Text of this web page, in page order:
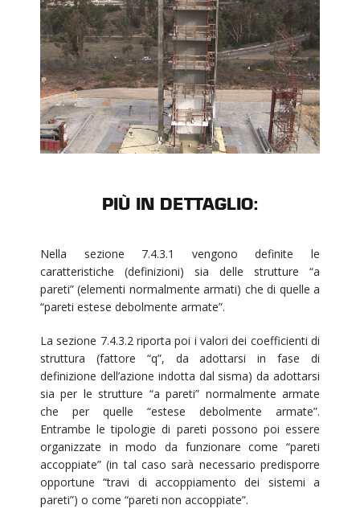
PIÙ IN DETTAGLIO:
Nella sezione 7.4.3.1 vengono definite le
caratteristiche (definizioni) sia delle strutture “a
pareti” (elementi normalmente armati) che di quelle a
“pareti estese debolmente armate”.
La sezione 7.4.3.2 riporta poi i valori dei coefficienti di
struttura (fattore “q”, da adottarsi in fase di
definizione dell’azione indotta dal sisma) da adottarsi
sia per le strutture “a pareti” normalmente armate
che per quelle “estese debolmente armate”.
Entrambe le tipologie di pareti possono poi essere
organizzate in modo da funzionare come “pareti
accoppiate” (in tal caso sarà necessario predisporre
opportune “travi di accoppiamento dei sistemi a
pareti”) o come “pareti non accoppiate”.